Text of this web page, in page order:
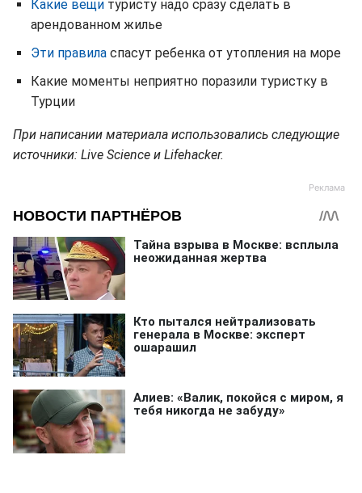
Какие вещи туристу надо сразу сделать в
арендованном жилье
Эти правила спасут ребенка от утопления на море
Какие моменты неприятно поразили туристку в
Турции
При написании материала использовались следующие
источники: Live Science и Lifehacker.